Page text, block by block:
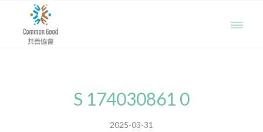
S 174030861 0
2025-03-31